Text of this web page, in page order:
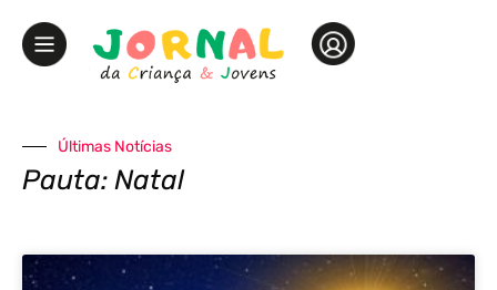
Últimas Notícias
Pauta: Natal